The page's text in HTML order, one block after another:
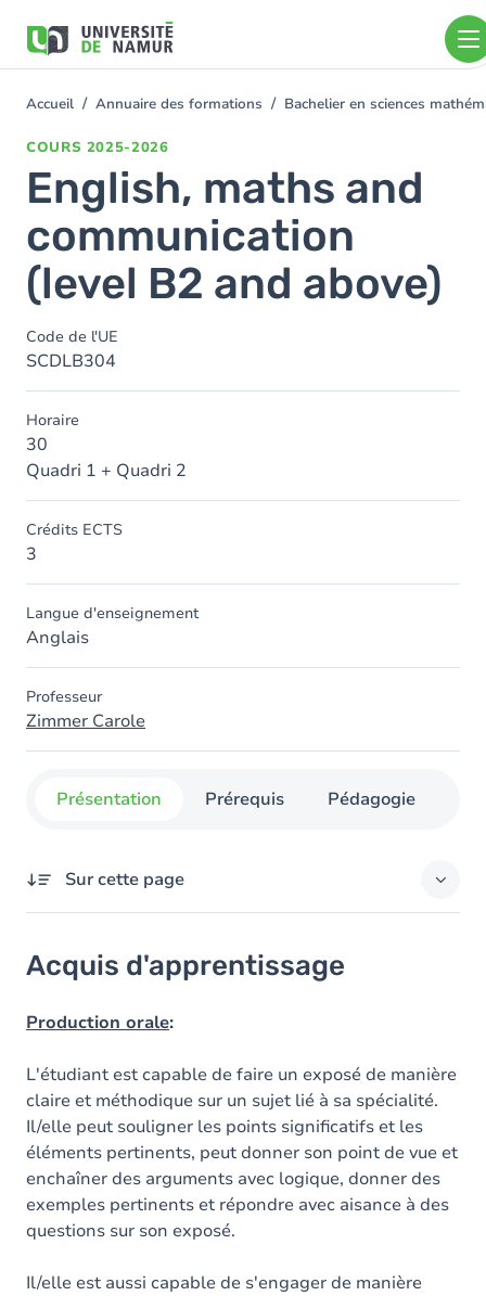
contenu
You
Accueil Annuaire des formations Bachelier en sciences
COURS 2025-2026
English, maths and
communication
(level B2 and above)
Code de l'UE
SCDLB304
Horaire
30
Quadri 1 + Quadri 2
Crédits ECTS
3
Langue d'enseignement
Anglais
Professeur
Zimmer Carole
Présentation Prérequis Pédagogie
Sur cette page
Objectifs
Contenu
Table des matières
Acquis d'apprentissage
Production orale:
L'étudiant est capable de faire un exposé de manière
claire et méthodique sur un sujet lié à sa spécialité.
Il/elle peut souligner les points significatifs et les
éléments pertinents, peut donner son point de vue et
enchaîner des arguments avec logique, donner des
exemples pertinents et répondre avec aisance à des
questions sur son exposé.
Il/elle est aussi capable de s'engager de manière